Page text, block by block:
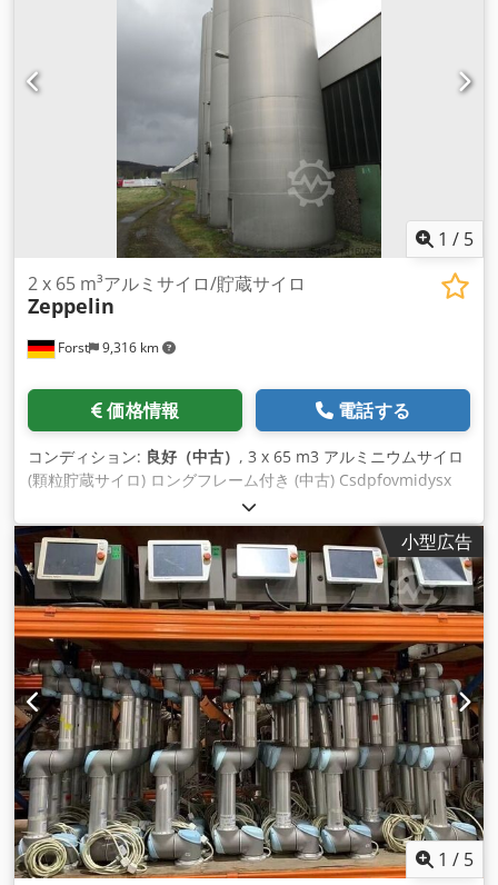
1 / 5
Forst 9,316 km
2 x 65 m³アルミサイロ/貯蔵サイロ
Zeppelin
価格情報 電話する
コンディション: 良好（中古） , 3 x 65 m3 アルミニウムサイロ
(顆粒貯蔵サイロ) ロングフレーム付き (中古) Csdpfovmidysx
Ah Rerf 内容量約65,000リットル。 直径（内径）約3,000mm
全高約12,000mm かさ密度: 0.6 kg/dm3 コーン傾斜: 90 度 最
上階の接続: フード DN 200 付きのベント接続 1 つ 1 フランジ
ソケット DN 100 コートの中で： 1 折りたたみドーム DN 450
1 本の充填パイプを下向きに引っ張る DN 80 円錐： コーンの
終端はサクションボックスを備えた DN 150 フランジです。 そ
れ以外の場合はスケッチや写真に従ってください
小型広告
1 / 5